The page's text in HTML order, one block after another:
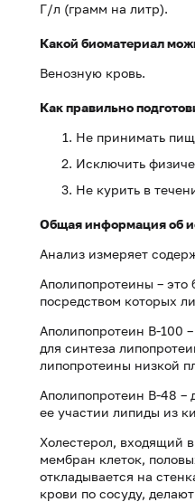
Г/л (грамм на литр).
Какой биоматериал
Венозную кровь.
Как правильно
Не принимать
Исключить
Не курить в
Общая информация об
Анализ измеряет
Аполипопротеины – это
посредством которых
Аполипопротеин В-100
для синтеза
липопротеины низкой
Аполипопротеин В-48 –
ее участии липиды из
Холестерол, входящий
мембран клеток,
откладывается на
крови по сосуду,